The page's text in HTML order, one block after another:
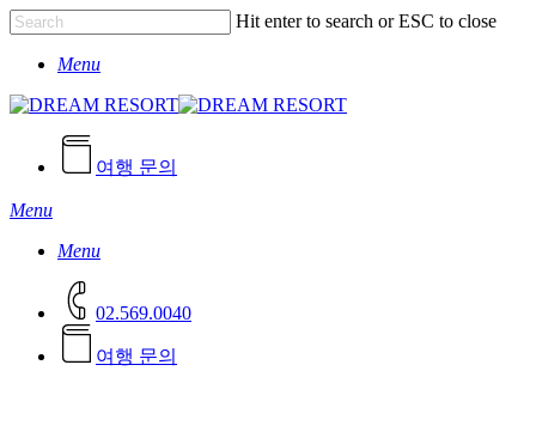
Skip
to
main
Hit enter to search or ESC to close
SearchMenu
여행 문의
Menu
Menu
02.569.0040
여 행 문의